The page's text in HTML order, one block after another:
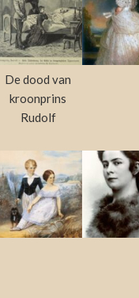
De dood van
kroonprins
Rudolf